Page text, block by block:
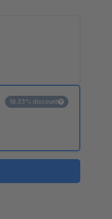
18.33% discount